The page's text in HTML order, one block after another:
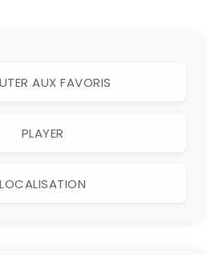
AUX FAVORIS
PLAYER
LOCALISATION